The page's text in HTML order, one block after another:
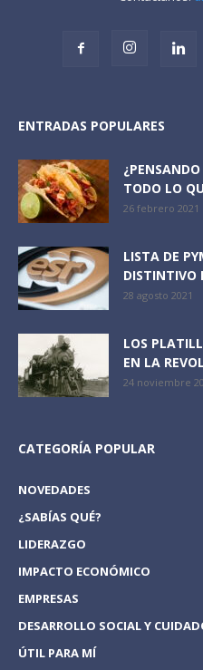
ENTRADAS POPULARES
TODO LO
26 febrero 2021
LISTA DE
DISTINTIVO
28 agosto 2021
LOS
EN LA
24 noviembre
CATEGORÍA POPULAR
NOVEDADES
¿SABÍAS QUÉ?
LIDERAZGO
IMPACTO ECONÓMICO
EMPRESAS
DESARROLLO SOCIAL Y
ÚTIL PARA MÍ